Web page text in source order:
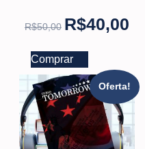
R$50,00 R$40,00
Comprar
Oferta!